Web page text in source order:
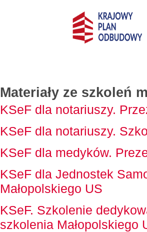
Materiały ze szkoleń
KSeF dla notariuszy.
KSeF dla notariuszy.
KSeF dla medyków.
KSeF dla Jednostek
Małopolskiego US
KSeF. Szkolenie
szkolenia Małopolskiego